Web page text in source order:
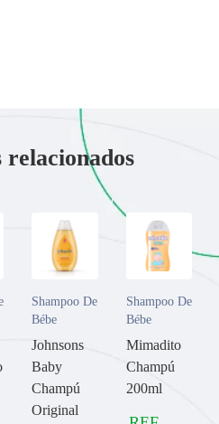
relacionados
Shampoo De
Bébe
Johnsons
Baby
Champú
Original
Shampoo De
Bébe
Mimadito
Champú
200ml